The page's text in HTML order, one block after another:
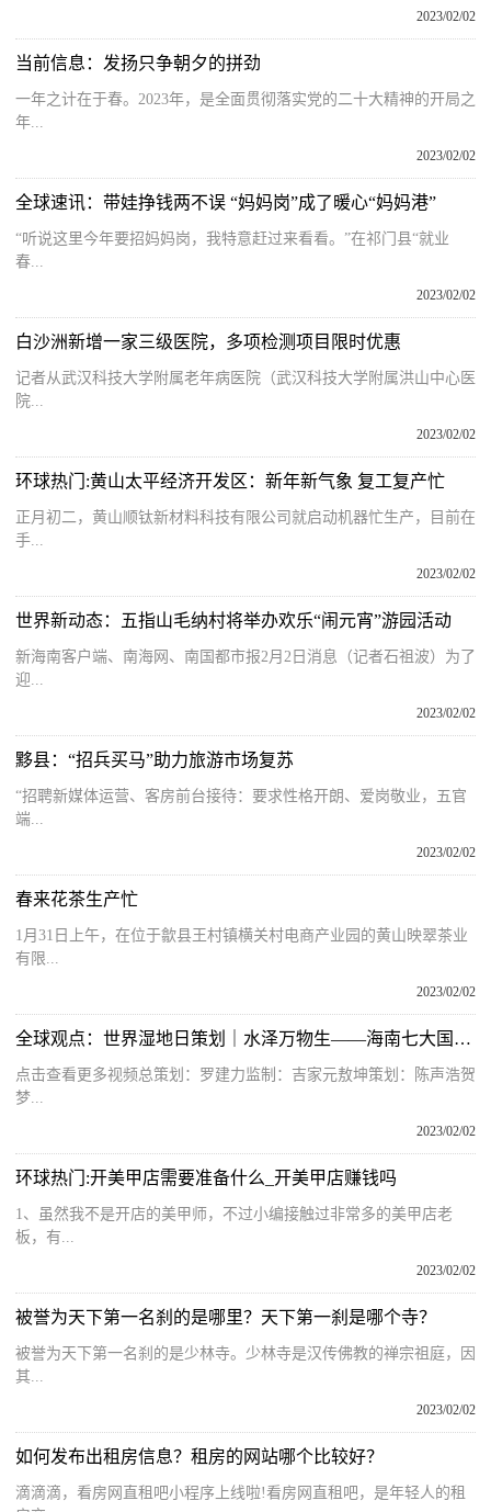
2023/02/02
当前信息：发扬只争朝夕的拼劲
一年之计在于春。2023年，是全面贯彻落实党的二十大精神的开局之
年...
2023/02/02
全球速讯：带娃挣钱两不误 “妈妈岗”成了暖心“妈妈港”
“听说这里今年要招妈妈岗，我特意赶过来看看。”在祁门县“就业
春...
2023/02/02
白沙洲新增一家三级医院，多项检测项目限时优惠
记者从武汉科技大学附属老年病医院（武汉科技大学附属洪山中心医
院...
2023/02/02
环球热门:黄山太平经济开发区：新年新气象 复工复产忙
正月初二，黄山顺钛新材料科技有限公司就启动机器忙生产，目前在
手...
2023/02/02
世界新动态：五指山毛纳村将举办欢乐“闹元宵”游园活动
新海南客户端、南海网、南国都市报2月2日消息（记者石祖波）为了
迎...
2023/02/02
黟县：“招兵买马”助力旅游市场复苏
“招聘新媒体运营、客房前台接待：要求性格开朗、爱岗敬业，五官
端...
2023/02/02
春来花茶生产忙
1月31日上午，在位于歙县王村镇横关村电商产业园的黄山映翠茶业
有限...
2023/02/02
全球观点：世界湿地日策划｜水泽万物生——海南七大国家级湿地公园纵览
点击查看更多视频总策划：罗建力监制：吉家元敖坤策划：陈声浩贺
梦...
2023/02/02
环球热门:开美甲店需要准备什么_开美甲店赚钱吗
1、虽然我不是开店的美甲师，不过小编接触过非常多的美甲店老
板，有...
2023/02/02
被誉为天下第一名刹的是哪里？天下第一刹是哪个寺？
被誉为天下第一名刹的是少林寺。少林寺是汉传佛教的禅宗祖庭，因
其...
2023/02/02
如何发布出租房信息？租房的网站哪个比较好？
滴滴滴，看房网直租吧小程序上线啦!看房网直租吧，是年轻人的租